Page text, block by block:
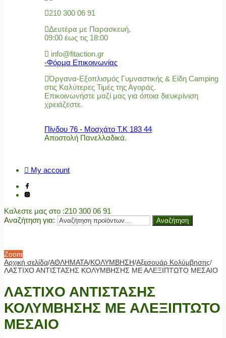
210 300 06 91
Δευτέρα με Παρασκευή,
09:00 έως τις 18:00
info@fitaction.gr
-Φόρμα Επικοινωνίας
Όργανα-Εξοπλισμός Γυμναστικής & Είδη Camping
στις Καλύτερες Τιμές της Αγοράς.
Επικοινωνήστε μαζί μας για όποια διευκρίνιση
χρειάζεστε.
Πίνδου 76 - Μοσχάτο Τ.Κ 183 44
Αποστολή Πανελλαδικά.
My account
Καλεστε μας στο :210 300 06 91
Αναζήτηση για:
Αναζήτηση
Zoom
Αρχική σελίδα/ΑΘΛΗΜΑΤΑ/ΚΟΛΥΜΒΗΣΗ/Αξεσουάρ Κολύμβησης/
ΛΑΣΤΙΧΟ ΑΝΤΙΣΤΑΣΗΣ ΚΟΛΥΜΒΗΣΗΣ ΜΕ ΑΛΕΞΙΠΤΩΤΟ ΜΕΣΑΙΟ
ΛΑΣΤΙΧΟ ΑΝΤΙΣΤΑΣΗΣ
ΚΟΛΥΜΒΗΣΗΣ ΜΕ ΑΛΕΞΙΠΤΩΤΟ
ΜΕΣΑΙΟ